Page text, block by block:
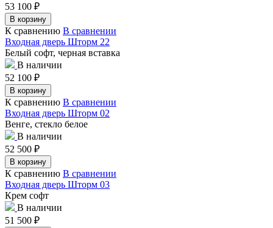
53 100 ₽
В корзину
К сравнению В сравнении
Входная дверь Шторм 22
Белый софт, черная вставка
В наличии
52 100 ₽
В корзину
К сравнению В сравнении
Входная дверь Шторм 02
Венге, стекло белое
В наличии
52 500 ₽
В корзину
К сравнению В сравнении
Входная дверь Шторм 03
Крем софт
В наличии
51 500 ₽